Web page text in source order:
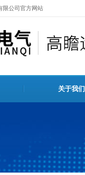
限公司官方网站
关于我们